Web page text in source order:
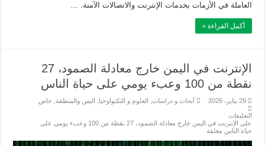
العاملة في الأزمات بخدمات الإنترنت والاتصالات الآمنة. …
أكمل القراءة »
الإنترنت في اليمن خارج معادلة الصمود، 27
نقطة من 100 وعبء يومي على حياة الناس
29 يناير، 2026 أبحاث و دراسات العلوم و التكنواوجيا اليمن والمنطقة خاص
التعليقات
على الإنترنت في اليمن خارج معادلة الصمود، 27 نقطة من 100 وعبء يومي على
حياة الناس مغلقة